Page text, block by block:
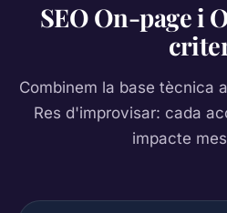
SEO On-page i
Combinem la base tècnica
Res d'improvisar: cada
impacte